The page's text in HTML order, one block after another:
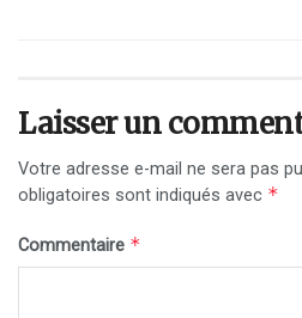
Laisser un
Votre adresse e-mail ne sera pas
obligatoires sont indiqués avec *
Commentaire *